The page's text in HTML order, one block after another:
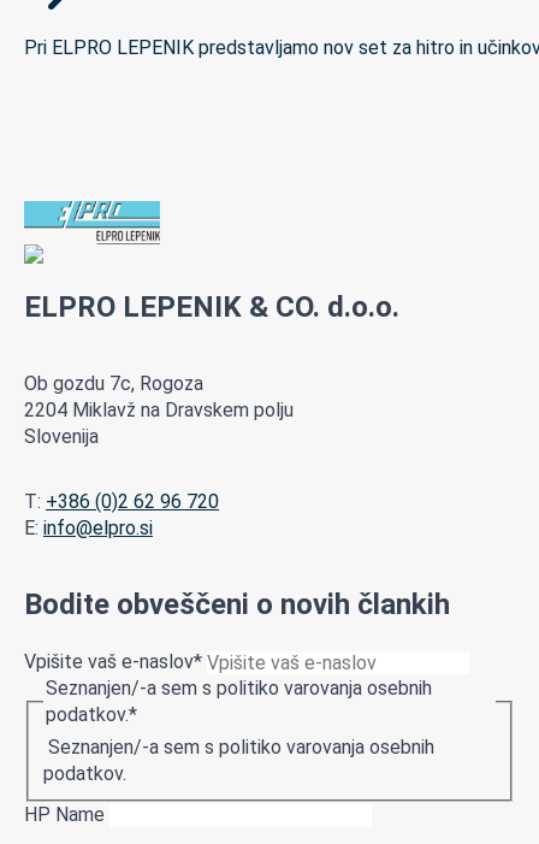
Pri ELPRO LEPENIK predstavljamo nov set za hitro in
ELPRO LEPENIK & CO. d.o.o.
Ob gozdu 7c, Rogoza
2204 Miklavž na Dravskem polju
Slovenija
T: +386 (0)2 62 96 720
E: info@elpro.si
Bodite obveščeni o novih člankih
Vpišite vaš e-naslov*
Seznanjen/-a sem s politiko varovanja osebnih
podatkov.*
Seznanjen/-a sem s politiko varovanja osebnih
podatkov.
HP Name